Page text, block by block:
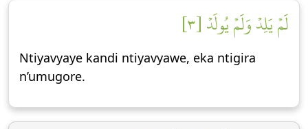
لَمۡ يَلِدۡ وَلَمۡ يُولَدۡ [٣]
Ntiyavyaye kandi ntiyavyawe, eka ntigira
n’umugore.